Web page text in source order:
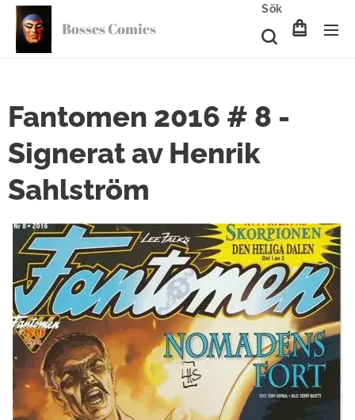
Bosses Comics
Sök
Fantomen 2016 # 8 -
Signerat av Henrik
Sahlström